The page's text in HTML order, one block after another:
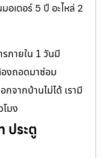
อเตอร์ 5 ปี อะไหล่ 2
ภายใน 1 วันมี
งถอดมาซ่อม
จากบ้านไม่ได้ เรามี
มง
ประตู